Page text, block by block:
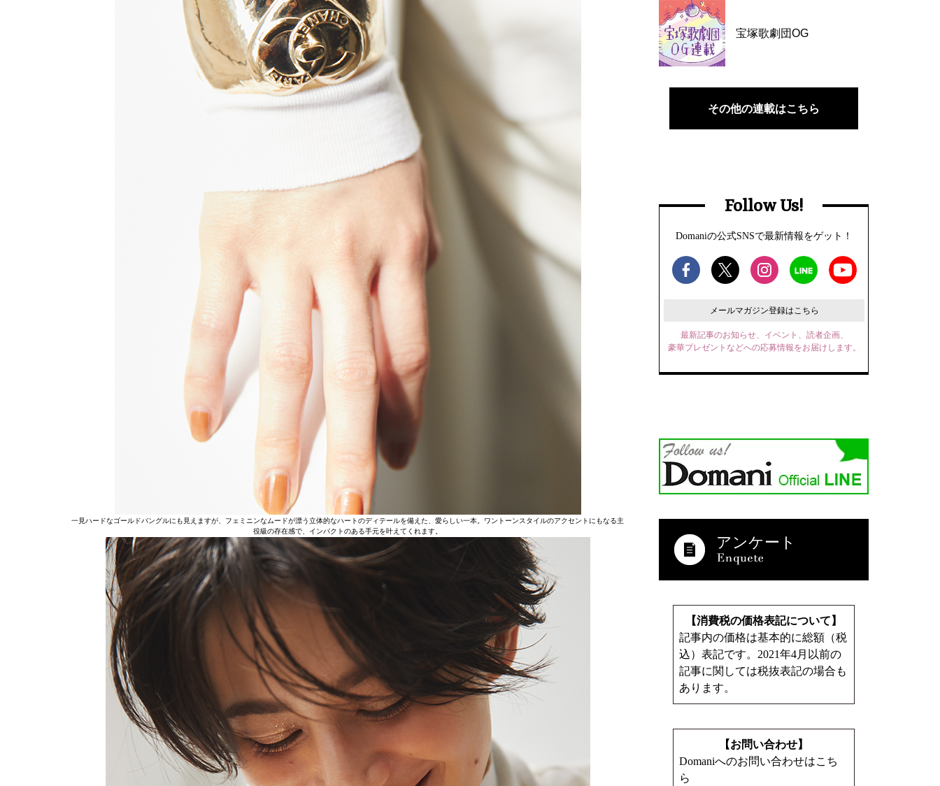
一見ハードなゴールドバングルにも見えますが、フェミニンなムードが漂う立体的なハートのディテールを備えた、愛らしい一本。ワントーンスタイルのアクセントにもなる主
役級の存在感で、インパクトのある手元を叶えてくれます。
宝塚歌劇団OG
その他の連載はこちら
Follow Us!
Domaniの公式SNSで最新情報をゲット！
メールマガジン登録はこちら
最新記事のお知らせ、イベント、読者企画、
豪華プレゼントなどへの応募情報をお届けします。
アンケート
【消費税の価格表記について】
記事内の価格は基本的に総額（税
込）表記です。2021年4月以前の
記事に関しては税抜表記の場合も
あります。
【お問い合わせ】
Domaniへのお問い合わせはこち
ら